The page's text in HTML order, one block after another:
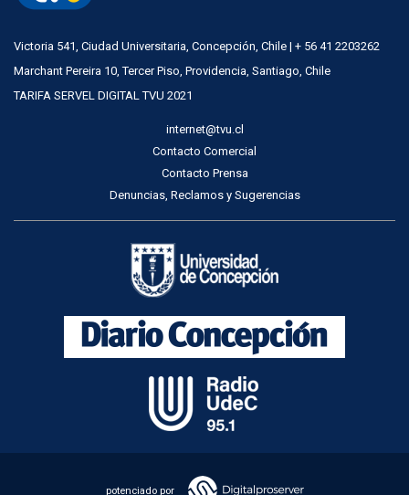
Victoria 541, Ciudad Universitaria, Concepción, Chile | + 56 41 2203262
Marchant Pereira 10, Tercer Piso, Providencia, Santiago, Chile
TARIFA SERVEL DIGITAL TVU 2021
internet@tvu.cl
Contacto Comercial
Contacto Prensa
Denuncias, Reclamos y Sugerencias
potenciado por